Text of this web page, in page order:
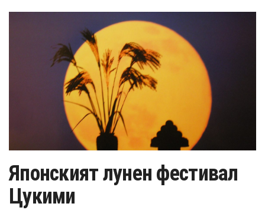
Японският лунен фестивал
Цукими